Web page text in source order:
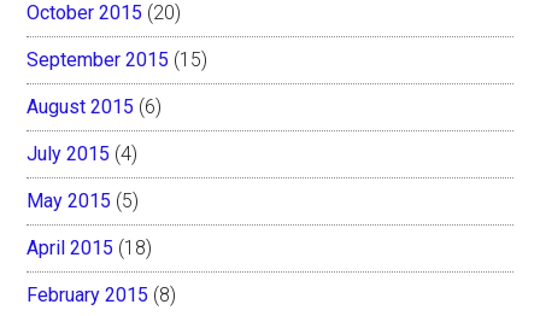
October 2015 (20)
September 2015 (15)
August 2015 (6)
July 2015 (4)
May 2015 (5)
April 2015 (18)
February 2015 (8)